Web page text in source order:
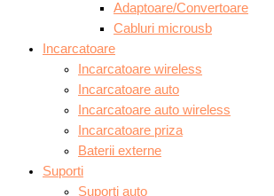
Adaptoare/Convertoare
Cabluri microusb
Incarcatoare
Incarcatoare wireless
Incarcatoare auto
Incarcatoare auto wireless
Incarcatoare priza
Baterii externe
Suporti
Suporti auto